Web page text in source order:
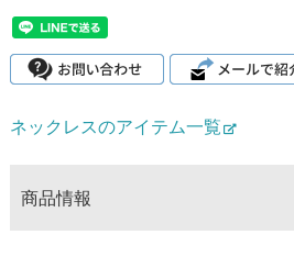
ネックレスのアイテム一覧
商品情報